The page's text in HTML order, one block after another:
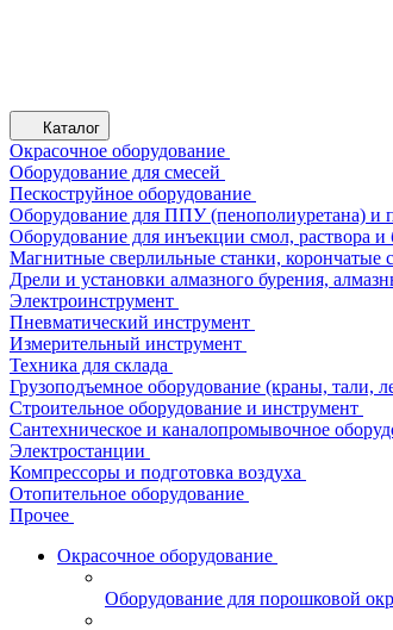
Каталог
Окрасочное оборудование
Оборудование для смесей
Пескоструйное оборудование
Оборудование для ППУ (пенополиуретана) и
Оборудование для инъекции смол, раствора и
Магнитные сверлильные станки, корончатые
Дрели и установки алмазного бурения,
Электроинструмент
Пневматический инструмент
Измерительный инструмент
Техника для склада
Грузоподъемное оборудование (краны, тали,
Строительное оборудование и инструмент
Сантехническое и каналопромывочное
Электростанции
Компрессоры и подготовка воздуха
Отопительное оборудование
Прочее
Окрасочное оборудование
Оборудование для порошковой